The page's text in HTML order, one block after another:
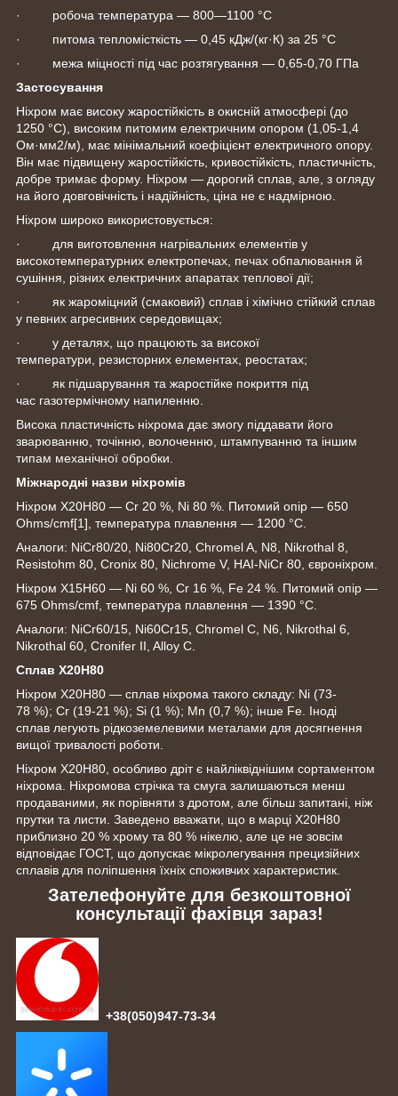
· робоча температура — 800—1100 °C
· питома тепломісткість — 0,45 кДж/(кг·К) за 25 °C
· межа міцності під час розтягування — 0,65-0,70 ГПа
Застосування
Ніхром має високу жаростійкість в окисній атмосфері (до
1250 °C), високим питомим електричним опором (1,05-1,4
Ом·мм2/м), має мінімальний коефіцієнт електричного опору.
Він має підвищену жаростійкість, кривостійкість, пластичність,
добре тримає форму. Ніхром — дорогий сплав, але, з огляду
на його довговічність і надійність, ціна не є надмірною.
Ніхром широко використовується:
· для виготовлення нагрівальних елементів у
високотемпературних електропечах, печах обпалювання й
сушіння, різних електричних апаратах теплової дії;
· як жароміцний (смаковий) сплав і хімічно стійкий сплав
у певних агресивних середовищах;
· у деталях, що працюють за високої
температури, резисторних елементах, реостатах;
· як підшарування та жаростійке покриття під
час газотермічному напиленню.
Висока пластичність ніхрома дає змогу піддавати його
зварюванню, точінню, волоченню, штампуванню та іншим
типам механічної обробки.
Міжнародні назви ніхромів
Ніхром Х20Н80 — Cr 20 %, Ni 80 %. Питомий опір — 650
Ohms/cmf[1], температура плавлення — 1200 °C.
Аналоги: NiCr80/20, Ni80Cr20, Chromel A, N8, Nikrothal 8,
Resistohm 80, Cronix 80, Nichrome V, HAI-NiCr 80, євроніхром.
Ніхром Х15Н60 — Ni 60 %, Cr 16 %, Fe 24 %. Питомий опір —
675 Ohms/cmf, температура плавлення — 1390 °C.
Аналоги: NiCr60/15, Ni60Cr15, Chromel C, N6, Nikrothal 6,
Nikrothal 60, Cronifer II, Alloy C.
Сплав Х20Н80
Ніхром Х20Н80 — сплав ніхрома такого складу: Ni (73-
78 %); Cr (19-21 %); Si (1 %); Mn (0,7 %); інше Fe. Іноді
сплав легують рідкоземелевими металами для досягнення
вищої тривалості роботи.
Ніхром Х20Н80, особливо дріт є найліквіднішим сортаментом
ніхрома. Ніхромова стрічка та смуга залишаються менш
продаваними, як порівняти з дротом, але більш запитані, ніж
прутки та листи. Заведено вважати, що в марці Х20Н80
приблизно 20 % хрому та 80 % нікелю, але це не зовсім
відповідає ГОСТ, що допускає мікролегування прецизійних
сплавів для поліпшення їхніх споживчих характеристик.
Зателефонуйте для безкоштовної
консультації фахівця зараз!
+38(050)947-73-34